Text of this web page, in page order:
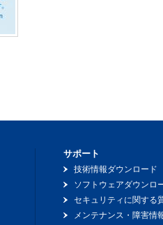
サポート
技術情報ダウンロード
ソフトウェアダウンロ
セキュリティに関する
メンテナンス・障害情